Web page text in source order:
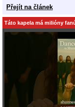
Přejít na článek
Táto kapela má milióny